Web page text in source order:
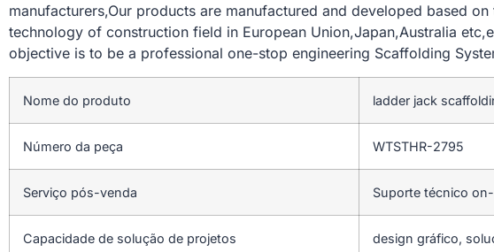
manufacturers,Our products are manufactured and developed based
technology of construction field in European Union,Japan,Australia
objective is to be a professional one-stop engineering Scaffolding
Nome do produto ladder jack
Número da peça WTSTHR-2795
Serviço pós-venda Suporte técnico
Capacidade de solução de projetos design gráfico,